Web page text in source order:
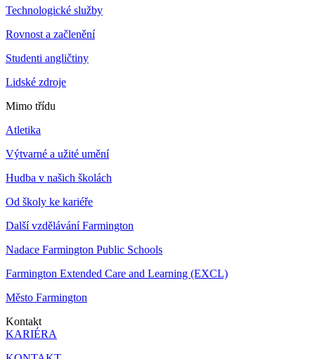
Technologické služby
Rovnost a začlenění
Studenti angličtiny
Lidské zdroje
Mimo třídu
Atletika
Výtvarné a užité umění
Hudba v našich školách
Od školy ke kariéře
Další vzdělávání Farmington
Nadace Farmington Public Schools
Farmington Extended Care and Learning (EXCL)
Město Farmington
Kontakt
KARIÉRA